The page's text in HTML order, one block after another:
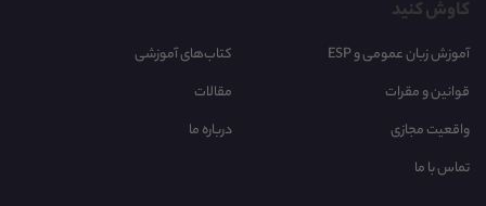
کاوش کنید
آموزش زبان عمومی و ESP
کتاب‌های آموزشی
قوانین و مقرات
مقالات
واقعیت مجازی
درباره ما
تماس با ما